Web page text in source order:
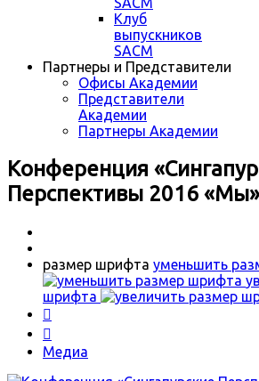
Клуб
выпускников
SACM
Партнеры и Представители
Офисы Академии
Представители
Академии
Партнеры Академии
Конференция
Перспективы 2016 «Мы»
размер шрифта уменьшить
шрифта


Медиа